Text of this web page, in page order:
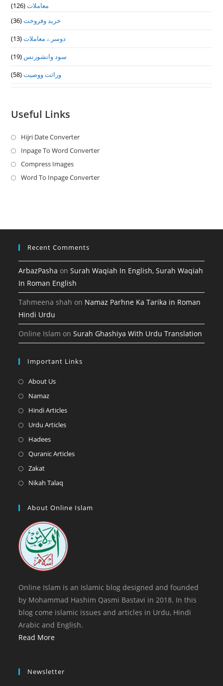
معاملات(126)
خرید وفروخت(36)
دوسرے معاملات(13)
سود وانشورنس (19)
وراثت ووصيت(58)
Useful Links
Hijri Date ConverterOpens
in
new
Inpage To Word ConverterOpens
a
Compress ImagesOpens
in
Word To Inpage ConverterOpens
tab
Recent Comments
ArbazPasha onSurah Waqiah In English, Surah Waqiah
In Roman English
Tahmeena shah on Namaz Parhne Ka Tarika in Roman
Hindi Urdu
Online Islam onSurah Ghashiya With Urdu Translation
Important Links
About UsOpens
a
NamazOpens
in
Hindi ArticlesOpens
Urdu ArticlesOpens
a
HadeesOpens
in
Quranic ArticlesOpens
tab
ZakatOpens
in
new
Nikah Talaq
a
tab
About Online Islam
Online Islam is an Islamic blog designed and founded
by Mohammad Hashim Qasmi Bastavi in 2018. In this
blog come islamic issues and articles in Urdu, Hindi
Arabic and English.
Read More
Newsletter